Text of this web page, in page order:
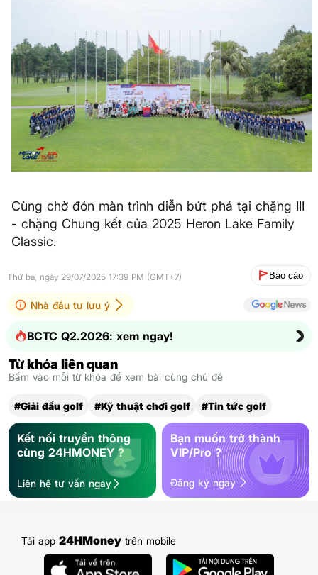
Cùng chờ đón màn trình diễn bứt phá tại chặng III
- chặng Chung kết của 2025 Heron Lake Family
Classic.
Thứ ba, ngày 29/07/2025 17:39 PM (GMT+7) Báo cáo
Nhà đầu tư lưu ý
BCTC Q2.2026: xem ngay!
Từ khóa liên quan
Bấm vào mỗi từ khóa để xem bài cùng chủ đề
#Giải đấu golf #Kỹ thuật chơi golf #Tin tức golf
Kết nối truyền thông
cùng 24HMONEY ?
Liên hệ tư vấn ngay
Bạn muốn trở thành
VIP/Pro ?
Đăng ký ngay
Tải app 24HMoney trên mobile